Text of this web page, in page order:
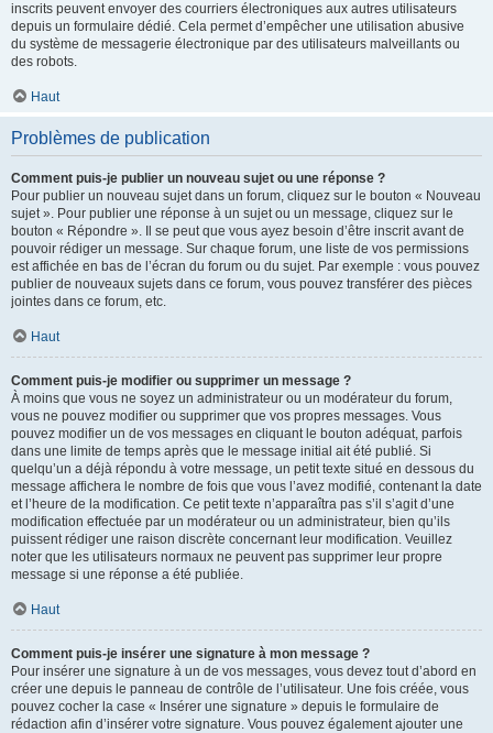
inscrits peuvent envoyer des courriers électroniques aux autres utilisateurs
depuis un formulaire dédié. Cela permet d’empêcher une utilisation abusive
du système de messagerie électronique par des utilisateurs malveillants ou
des robots.
Haut
Problèmes de publication
Comment puis-je publier un nouveau sujet ou une réponse ?
Pour publier un nouveau sujet dans un forum, cliquez sur le bouton « Nouveau
sujet ». Pour publier une réponse à un sujet ou un message, cliquez sur le
bouton « Répondre ». Il se peut que vous ayez besoin d’être inscrit avant de
pouvoir rédiger un message. Sur chaque forum, une liste de vos permissions
est affichée en bas de l’écran du forum ou du sujet. Par exemple : vous pouvez
publier de nouveaux sujets dans ce forum, vous pouvez transférer des pièces
jointes dans ce forum, etc.
Haut
Comment puis-je modifier ou supprimer un message ?
À moins que vous ne soyez un administrateur ou un modérateur du forum,
vous ne pouvez modifier ou supprimer que vos propres messages. Vous
pouvez modifier un de vos messages en cliquant le bouton adéquat, parfois
dans une limite de temps après que le message initial ait été publié. Si
quelqu’un a déjà répondu à votre message, un petit texte situé en dessous du
message affichera le nombre de fois que vous l’avez modifié, contenant la date
et l’heure de la modification. Ce petit texte n’apparaîtra pas s’il s’agit d’une
modification effectuée par un modérateur ou un administrateur, bien qu’ils
puissent rédiger une raison discrète concernant leur modification. Veuillez
noter que les utilisateurs normaux ne peuvent pas supprimer leur propre
message si une réponse a été publiée.
Haut
Comment puis-je insérer une signature à mon message ?
Pour insérer une signature à un de vos messages, vous devez tout d’abord en
créer une depuis le panneau de contrôle de l’utilisateur. Une fois créée, vous
pouvez cocher la case « Insérer une signature » depuis le formulaire de
rédaction afin d’insérer votre signature. Vous pouvez également ajouter une